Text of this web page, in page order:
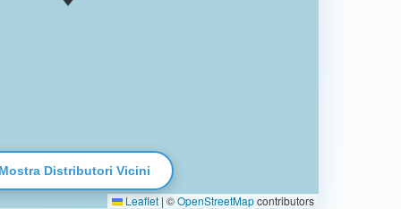
Leaflet | ©OpenStreetMapcontributors
Mostra Distributori Vicini